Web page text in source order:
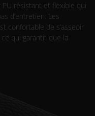
résistant et flexible qui
d’entretien. Les
confortable de s’asseoir
qui garantit que la